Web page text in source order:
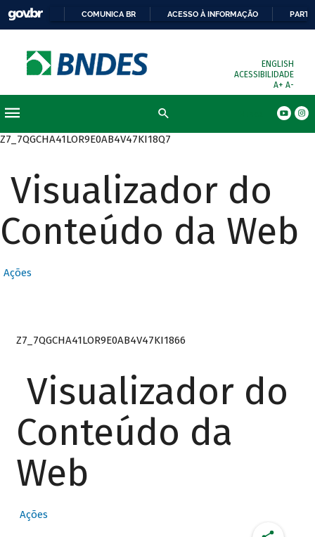
COMUNICA BR ACESSO À INFORMAÇÃO
ENGLISH
ACESSIBILIDADE
A+ A-
Z7_7QGCHA41LOR9E0AB4V47KI18Q7
Visualizador do
Conteúdo da Web
Ações
Z7_7QGCHA41LOR9E0AB4V47KI1866
Visualizador do
Conteúdo da
Web
Ações